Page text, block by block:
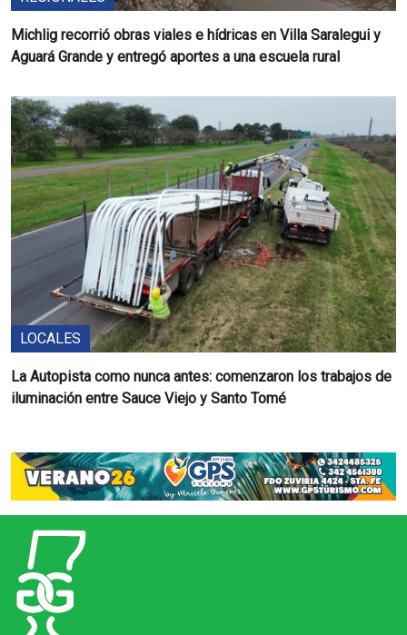
Michlig recorrió obras viales e hídricas en Villa Saralegui y
Aguará Grande y entregó aportes a una escuela rural
LOCALES
La Autopista como nunca antes: comenzaron los trabajos de
iluminación entre Sauce Viejo y Santo Tomé